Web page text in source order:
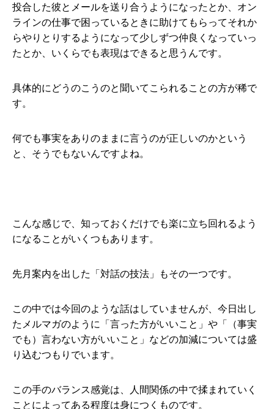
投合した彼とメールを送り合うようになったとか、オン
ラインの仕事で困っているときに助けてもらってそれか
らやりとりするようになって少しずつ仲良くなっていっ
たとか、いくらでも表現はできると思うんです。
具体的にどうのこうのと聞いてこられることの方が稀で
す。
何でも事実をありのままに言うのが正しいのかという
と、そうでもないんですよね。
こんな感じで、知っておくだけでも楽に立ち回れるよう
になることがいくつもあります。
先月案内を出した「対話の技法」もその一つです。
この中では今回のような話はしていませんが、今日出し
たメルマガのように「言った方がいいこと」や「（事実
でも）言わない方がいいこと」などの加減については盛
り込むつもりでいます。
この手のバランス感覚は、人間関係の中で揉まれていく
ことによってある程度は身につくものです。